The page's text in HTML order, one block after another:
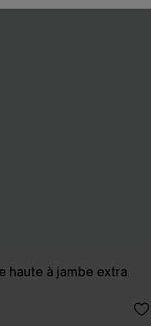
haute à jambe extra